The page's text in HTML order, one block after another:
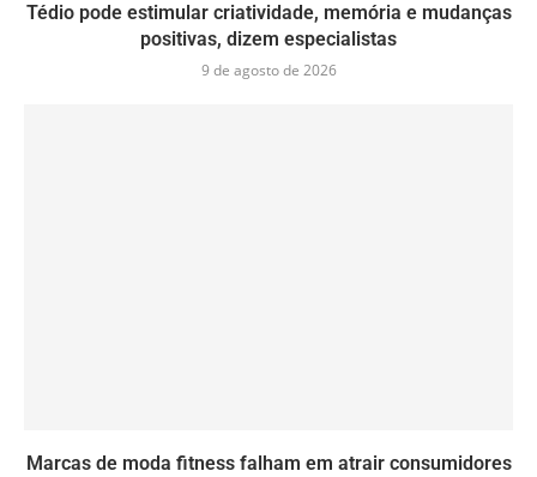
Tédio pode estimular criatividade, memória e mudanças
positivas, dizem especialistas
9 de agosto de 2026
Marcas de moda fitness falham em atrair consumidores